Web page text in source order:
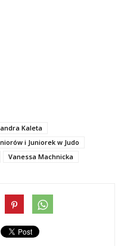
Kaleta
i Juniorek w Judo
Vanessa Machnicka